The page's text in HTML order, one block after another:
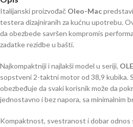
Italijanski proizvođač Oleo-Mac
testera dizajniranih za kućnu upotrebu.
da obezbede savršen kompromis
zadatke rezidbe u bašti.
Najkompaktniji i najlakši model u seriji,
sopstveni 2-taktni motor od 38,9 kubika.
obezbeđuje da svaki korisnik može da
jednostavno i bez napora, sa minimalnim
Kompaktnost, svestranost i dobar odnos